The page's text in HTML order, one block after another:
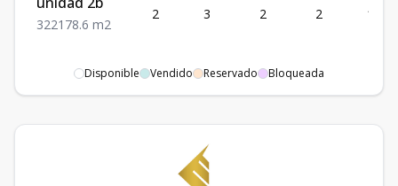
322178.6 m2
2 3 2 2 178.6
Disponible Vendido Reservado Bloqueada